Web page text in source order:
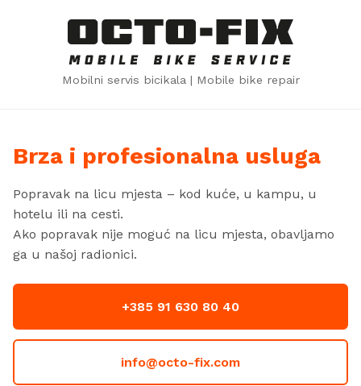
Mobilni servis bicikala | Mobile bike repair
Brza i profesionalna usluga
Popravak na licu mjesta – kod kuće, u kampu, u
hotelu ili na cesti.
Ako popravak nije moguć na licu mjesta, obavljamo
ga u našoj radionici.
+385 91 630 80 40
info@octo-fix.com